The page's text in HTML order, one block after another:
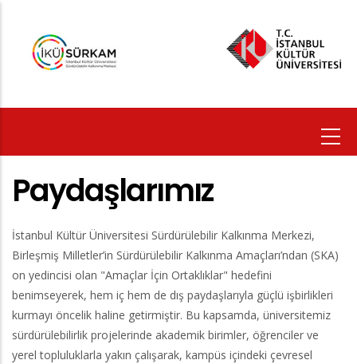
Paydaşlarımız
İstanbul Kültür Üniversitesi Sürdürülebilir Kalkınma Merkezi,
Birleşmiş Milletler’in Sürdürülebilir Kalkınma Amaçları’ndan (SKA)
on yedincisi olan "Amaçlar İçin Ortaklıklar" hedefini
benimseyerek, hem iç hem de dış paydaşlarıyla güçlü işbirlikleri
kurmayı öncelik haline getirmiştir. Bu kapsamda, üniversitemiz
sürdürülebilirlik projelerinde akademik birimler, öğrenciler ve
yerel topluluklarla yakın çalışarak, kampüs içindeki çevresel